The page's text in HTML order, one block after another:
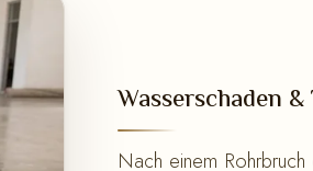
Wasserschaden
Nach einem